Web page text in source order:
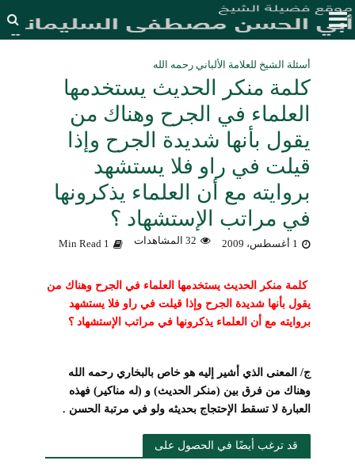
أسئلة الشيخ للعلامة الألباني رحمه الله
كلمة منكر الحديث يستخدمها
العلماء في الجرح وهناك من
يقول بأنها شديدة الجرح وإذا
قيلت في راو فلا يستشهد
بروايته مع أن العلماء يذكرونها
في مراتب الإستشهاد ؟
1 أغسطس، 2009 32 المشاهدات 1 Min Read
كلمة منكر الحديث يستخدمها العلماء في الجرح وهناك من
يقول بأنها شديدة الجرح وإذا قيلت في راو فلا يستشهد
بروايته مع أن العلماء يذكرونها في مراتب الإستشهاد ؟
ج/ المعنى الذي أشير إليه هو خاص بالبخاري رحمه الله
وهناك من فرق بين (منكر الحديث) و (له مناكير) فهذه
العبارة لا تسقط الإحتجاج بحديثه ولو في مرتبة الحسن .
قد ترغب أيضًا في الحصول على